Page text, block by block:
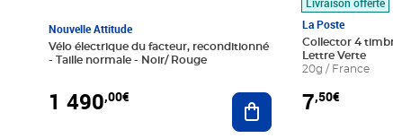
Nouvelle Attitude
Vélo électrique du facteur, reconditionné
- Taille normale - Noir/ Rouge
1 490,00€ Ajouter au panier
La Poste
Collector 4
Lettre Verte
20g / France
7,50€